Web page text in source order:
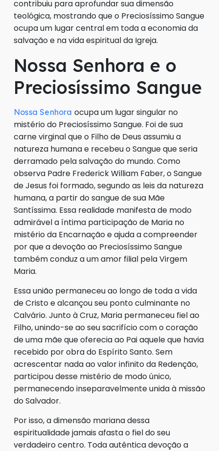
contribuiu para aprofundar sua dimensão
teológica, mostrando que o Preciosíssimo Sangue
ocupa um lugar central em toda a economia da
salvação e na vida espiritual da Igreja.
Nossa Senhora e o
Preciosíssimo Sangue
Nossa Senhora ocupa um lugar singular no
mistério do Preciosíssimo Sangue. Foi de sua
carne virginal que o Filho de Deus assumiu a
natureza humana e recebeu o Sangue que seria
derramado pela salvação do mundo. Como
observa Padre Frederick William Faber, o Sangue
de Jesus foi formado, segundo as leis da natureza
humana, a partir do sangue de sua Mãe
Santíssima. Essa realidade manifesta de modo
admirável a íntima participação de Maria no
mistério da Encarnação e ajuda a compreender
por que a devoção ao Preciosíssimo Sangue
também conduz a um amor filial pela Virgem
Maria.
Essa união permaneceu ao longo de toda a vida
de Cristo e alcançou seu ponto culminante no
Calvário. Junto à Cruz, Maria permaneceu fiel ao
Filho, unindo-se ao seu sacrifício com o coração
de uma mãe que oferecia ao Pai aquele que havia
recebido por obra do Espírito Santo. Sem
acrescentar nada ao valor infinito da Redenção,
participou desse mistério de modo único,
permanecendo inseparavelmente unida à missão
do Salvador.
Por isso, a dimensão mariana dessa
espiritualidade jamais afasta o fiel do seu
verdadeiro centro. Toda autêntica devoção a